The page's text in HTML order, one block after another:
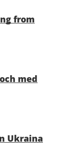
from
med
Ukraina